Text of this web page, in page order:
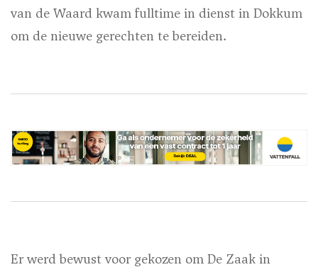
van de Waard kwam fulltime in dienst in Dokkum
om de nieuwe gerechten te bereiden.
Er werd bewust voor gekozen om De Zaak in